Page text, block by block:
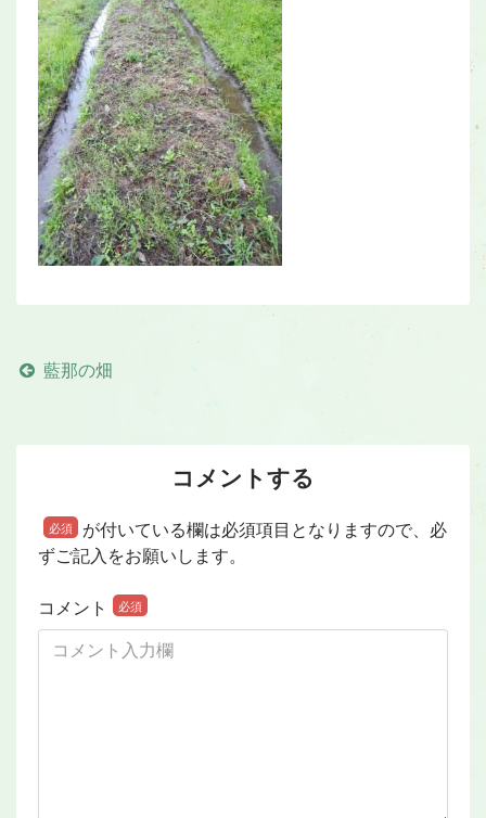
藍那の畑
コメントする
必須
が付いている欄は必須項目となりますので、必
ずご記入をお願いします。
コメント 必須